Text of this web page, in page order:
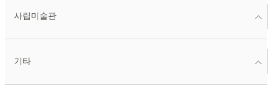
사립미술관
기타